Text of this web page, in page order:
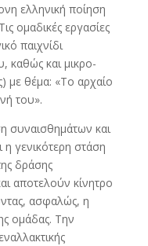
ελληνική ποίηση
ομαδικές εργασίες
παιχνίδι
καθώς και μικρο-
με θέμα: «Το αρχαίο
του».
συναισθημάτων και
γενικότερη στάση
δράσης
αποτελούν κίνητρο
ασφαλώς, η
ομάδας. Την